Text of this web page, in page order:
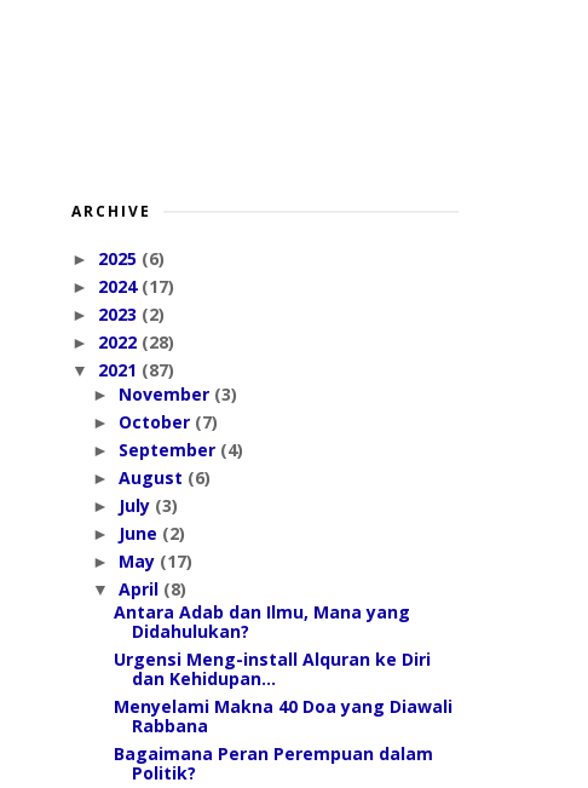
ARCHIVE
► 2025 (6)
► 2024 (17)
► 2023 (2)
► 2022 (28)
▼ 2021 (87)
► November (3)
► October (7)
► September (4)
► August (6)
► July (3)
► June (2)
► May (17)
▼ April (8)
Antara Adab dan Ilmu, Mana yang
Didahulukan?
Urgensi Meng-install Alquran ke Diri
dan Kehidupan...
Menyelami Makna 40 Doa yang Diawali
Rabbana
Bagaimana Peran Perempuan dalam
Politik?